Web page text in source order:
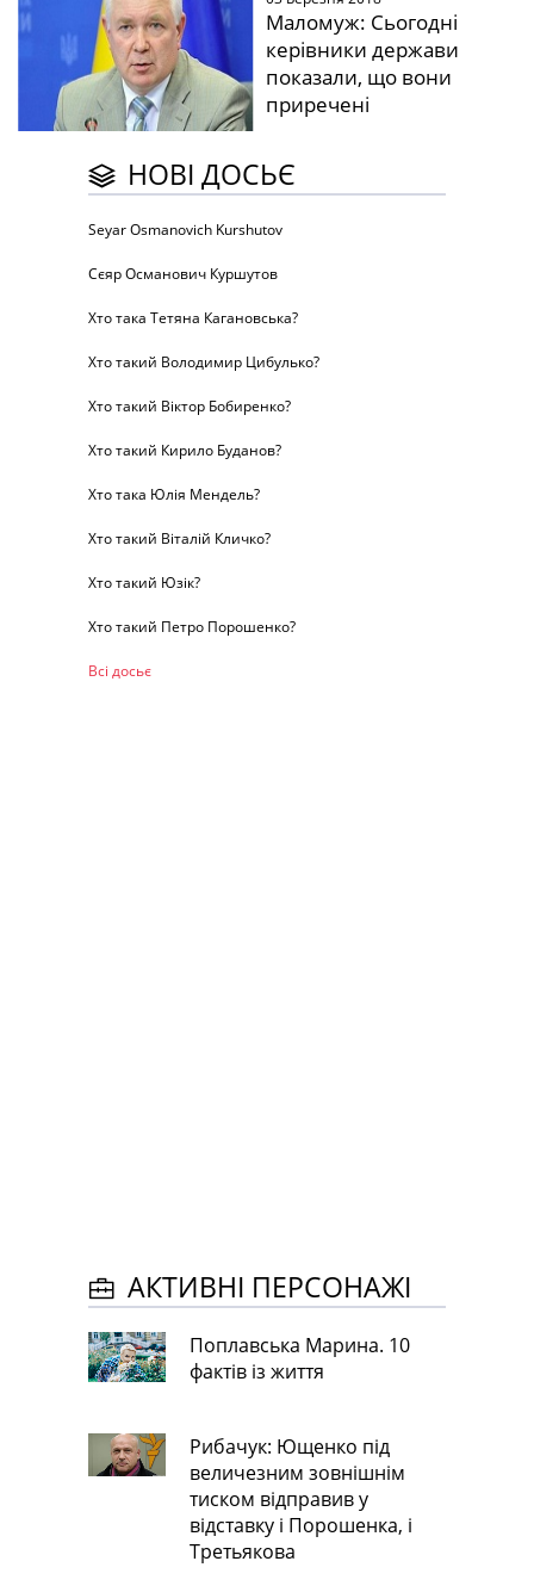
Маломуж: Сьогодні
керівники держави
показали, що вони
приречені
НОВІ ДОСЬЄ
Seyar Osmanovich Kurshutov
Сєяр Османович Куршутов
Хто така Тетяна Кагановська?
Хто такий Володимир Цибулько?
Хто такий Віктор Бобиренко?
Хто такий Кирило Буданов?
Хто така Юлія Мендель?
Хто такий Віталій Кличко?
Хто такий Юзік?
Хто такий Петро Порошенко?
Всі досьє
АКТИВНІ ПЕРСОНАЖІ
Поплавська Марина. 10
фактів із життя
Рибачук: Ющенко під
величезним зовнішнім
тиском відправив у
відставку і Порошенка, і
Третьякова